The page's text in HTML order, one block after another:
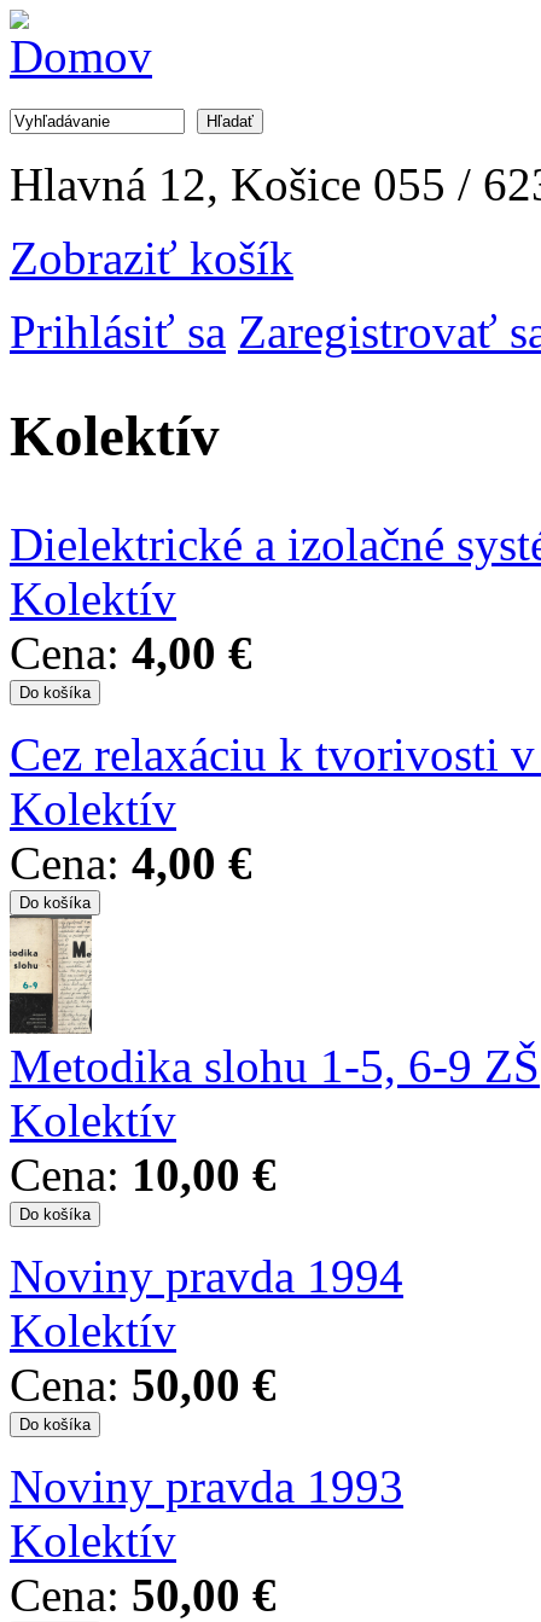
Jump to Navigation
Vyhľadávanie
Hlavná 12, Košice 055 /
Zobraziť košík
Prihlásiť sa Zaregistrovať
Kolektív
Dielektrické a izolačné
Kolektív
Cena: 4,00 €
Cez relaxáciu k tvorivosti
Kolektív
Cena: 4,00 €
Metodika slohu 1-5, 6-9 ZŠ
Kolektív
Cena: 10,00 €
Noviny pravda 1994
Kolektív
Cena: 50,00 €
Noviny pravda 1993
Kolektív
Cena: 50,00 €